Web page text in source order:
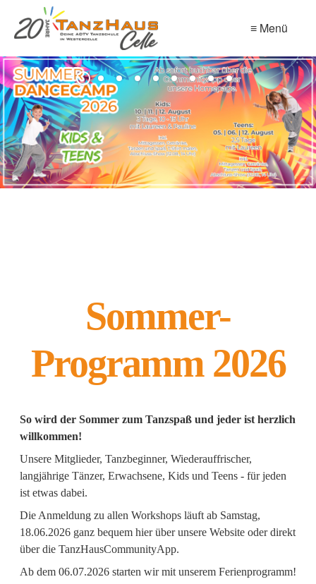
≡ Menü
Sommer-
Programm 2026
So wird der Sommer zum Tanzspaß und jeder ist herzlich
willkommen!
Unsere Mitglieder, Tanzbeginner, Wiederauffrischer,
langjährige Tänzer, Erwachsene, Kids und Teens - für jeden
ist etwas dabei.
Die Anmeldung zu allen Workshops läuft ab Samstag,
18.06.2026 ganz bequem hier über unsere Website oder direkt
über die TanzHausCommunityApp.
Ab dem 06.07.2026 starten wir mit unserem Ferienprogramm!